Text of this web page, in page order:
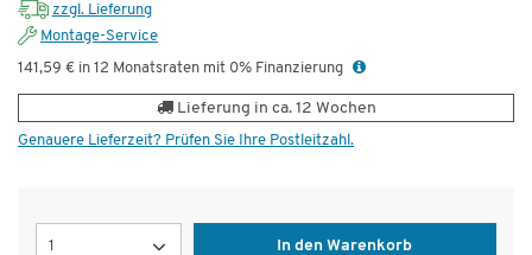
zzgl. Lieferung
Montage-Service
141,59 € in 12 Monatsraten mit 0% Finanzierung
Lieferung in ca. 12 Wochen
Genauere Lieferzeit? Prüfen Sie Ihre Postleitzahl.
In den Warenkorb